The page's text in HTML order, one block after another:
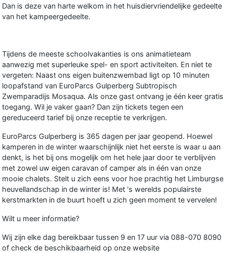
Dan is deze van harte welkom in het huisdiervriendelijke gedeelte
van het kampeergedeelte.
Tijdens de meeste schoolvakanties is ons animatieteam
aanwezig met superleuke spel- en sport activiteiten. En niet te
vergeten: Naast ons eigen buitenzwembad ligt op 10 minuten
loopafstand van EuroParcs Gulperberg Subtropisch
Zwemparadijs Mosaqua. Als onze gast ontvang je één keer gratis
toegang. Wil je vaker gaan? Dan zijn tickets tegen een
gereduceerd tarief bij onze receptie te verkrijgen.
EuroParcs Gulperberg is 365 dagen per jaar geopend. Hoewel
kamperen in de winter waarschijnlijk niet het eerste is waar u aan
denkt, is het bij ons mogelijk om het hele jaar door te verblijven
met zowel uw eigen caravan of camper als in één van onze
mooie chalets. Stelt u zich eens voor hoe prachtig het Limburgse
heuvellandschap in de winter is! Met 's werelds populairste
kerstmarkten in de buurt hoeft u zich geen moment te vervelen!
Wilt u meer informatie?
Wij zijn elke dag bereikbaar tussen 9 en 17 uur via 088-070 8090
of check de beschikbaarheid op onze website